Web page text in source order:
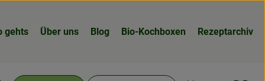
gehts Über uns Blog Bio-Kochboxen Rezeptarchiv